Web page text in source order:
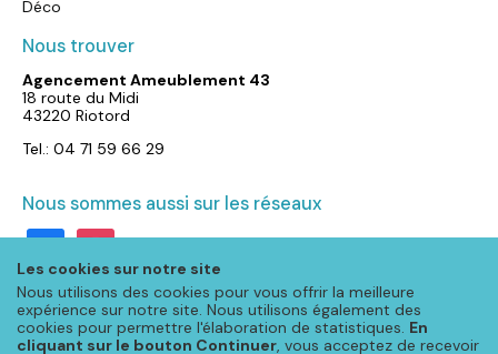
Les cookies sur notre site
Nous utilisons des cookies pour vous offrir la meilleure
expérience sur notre site. Nous utilisons également des
cookies pour permettre l'élaboration de statistiques. En
cliquant sur le bouton Continuer, vous acceptez de recevoir
Déco
Nous trouver
Agencement Ameublement 43
18 route du Midi
43220 Riotord
Tel.: 04 71 59 66 29
Nous sommes aussi sur les réseaux
facebookinstagram